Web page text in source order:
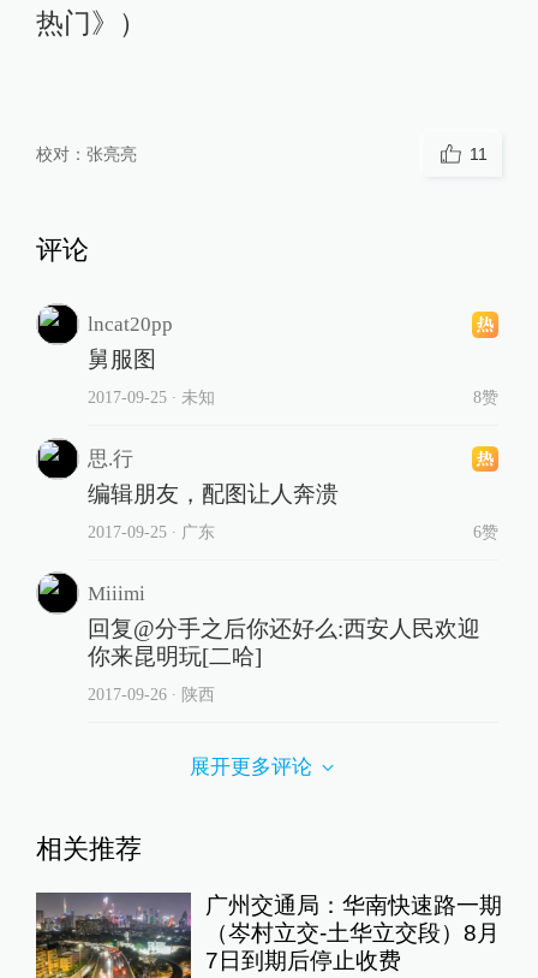
热门》）
校对： 张亮亮 11
评论
lncat20pp
舅服图
2017-09-25∙ 未知 8赞
思.行
编辑朋友，配图让人奔溃
2017-09-25∙ 广东 6赞
Miiimi
回复@分手之后你还好么:西安人民欢迎
你来昆明玩[二哈]
2017-09-26∙ 陕西
展开更多评论
相关推荐
广州交通局：华南快速路一期
（岑村立交-土华立交段）8月
7日到期后停止收费